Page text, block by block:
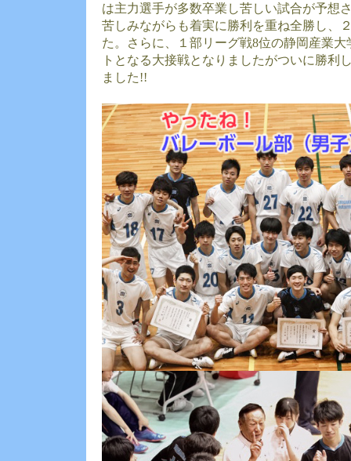
は主力選手が多数卒業し苦しい試合が予想
苦しみながらも着実に勝利を重ね全勝し、
た。さらに、１部リーグ戦8位の静岡産業
トとなる大接戦となりましたがついに勝利
ました!!